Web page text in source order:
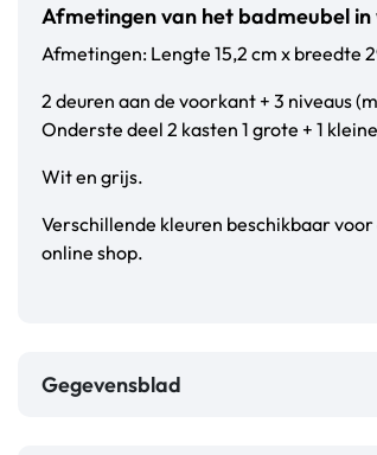
Afmetingen van het badmeubel in
Afmetingen: Lengte 15,2 cm x breedte
2 deuren aan de voorkant + 3 niveaus
Onderste deel 2 kasten 1 grote + 1
Wit en grijs.
Verschillende kleuren beschikbaar
online shop.
Gegevensblad